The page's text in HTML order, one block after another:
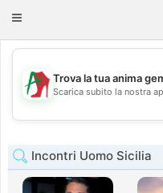
Toggle
💖
💕
Trova la tua anima
Scarica subito la nostra
Incontri Uomo Sicilia